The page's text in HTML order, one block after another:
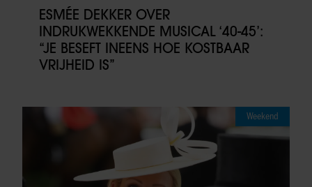
ESMÉE DEKKER OVER
INDRUKWEKKENDE MUSICAL ‘40-45’:
“JE BESEFT INEENS HOE KOSTBAAR
VRIJHEID IS”
Weekend